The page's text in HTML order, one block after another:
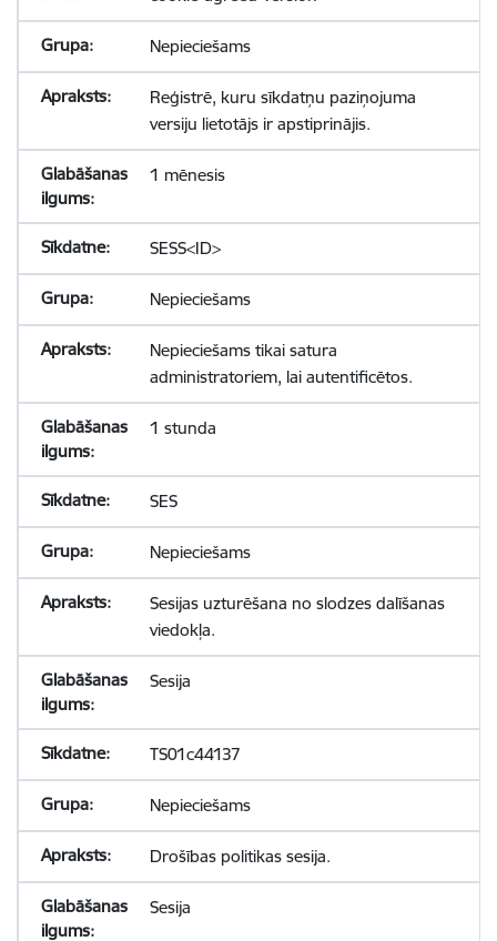
Nepieciešams
Reģistrē, kuru sīkdatņu paziņojuma
versiju lietotājs ir apstiprinājis.
1 mēnesis
SESS<ID>
Nepieciešams
Nepieciešams tikai satura
administratoriem, lai autentificētos.
1 stunda
SES
Nepieciešams
Sesijas uzturēšana no slodzes dalīšanas
viedokļa.
Sesija
TS01c44137
Nepieciešams
Drošības politikas sesija.
Sesija